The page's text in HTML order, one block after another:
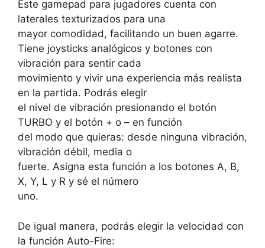
Este gamepad para jugadores cuenta con
laterales texturizados para una
mayor comodidad, facilitando un buen agarre.
Tiene joysticks analógicos y botones con
vibración para sentir cada
movimiento y vivir una experiencia más realista
en la partida. Podrás elegir
el nivel de vibración presionando el botón
TURBO y el botón + o – en función
del modo que quieras: desde ninguna vibración,
vibración débil, media o
fuerte. Asigna esta función a los botones A, B,
X, Y, L y R y sé el número
uno.
De igual manera, podrás elegir la velocidad con
la función Auto-Fire: